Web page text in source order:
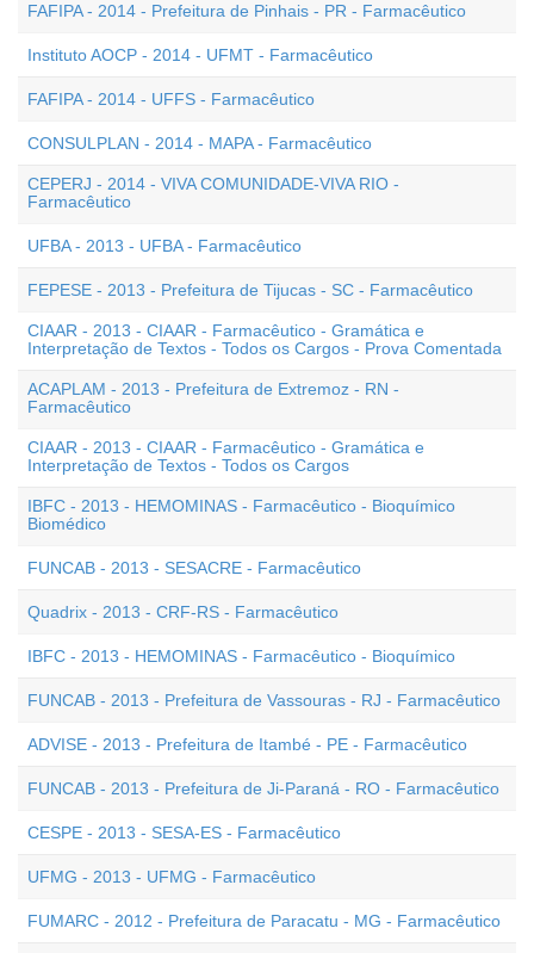
FAFIPA - 2014 - Prefeitura de Pinhais - PR - Farmacêutico
Instituto AOCP - 2014 - UFMT - Farmacêutico
FAFIPA - 2014 - UFFS - Farmacêutico
CONSULPLAN - 2014 - MAPA - Farmacêutico
CEPERJ - 2014 - VIVA COMUNIDADE-VIVA RIO -
Farmacêutico
UFBA - 2013 - UFBA - Farmacêutico
FEPESE - 2013 - Prefeitura de Tijucas - SC - Farmacêutico
CIAAR - 2013 - CIAAR - Farmacêutico - Gramática e
Interpretação de Textos - Todos os Cargos - Prova Comentada
ACAPLAM - 2013 - Prefeitura de Extremoz - RN -
Farmacêutico
CIAAR - 2013 - CIAAR - Farmacêutico - Gramática e
Interpretação de Textos - Todos os Cargos
IBFC - 2013 - HEMOMINAS - Farmacêutico - Bioquímico
Biomédico
FUNCAB - 2013 - SESACRE - Farmacêutico
Quadrix - 2013 - CRF-RS - Farmacêutico
IBFC - 2013 - HEMOMINAS - Farmacêutico - Bioquímico
FUNCAB - 2013 - Prefeitura de Vassouras - RJ - Farmacêutico
ADVISE - 2013 - Prefeitura de Itambé - PE - Farmacêutico
FUNCAB - 2013 - Prefeitura de Ji-Paraná - RO - Farmacêutico
CESPE - 2013 - SESA-ES - Farmacêutico
UFMG - 2013 - UFMG - Farmacêutico
FUMARC - 2012 - Prefeitura de Paracatu - MG - Farmacêutico